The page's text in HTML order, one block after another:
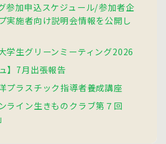
参加申込スケジュール/参加者企
実施者向け説明会情報を公開し
学生グリーンミーティング2026
】7月出張報告
プラスチック指導者養成講座
ライン生きものクラブ第７回